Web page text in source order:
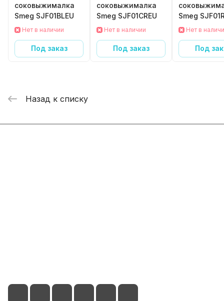
соковыжималка
Smeg SJF01BLEU
Нет в наличии
Под заказ
соковыжималка
Smeg SJF01CREU
Нет в наличии
Под заказ
Smeg
Нет в
Под
Назад к списку